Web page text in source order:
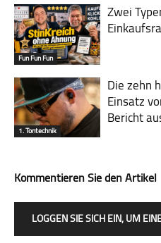
Fun Fun Fun
Zwei
1. Tontechnik
Die zehn
Einsatz
Bericht
Kommentieren Sie den Artikel
LOGGEN SIE SICH EIN, UM